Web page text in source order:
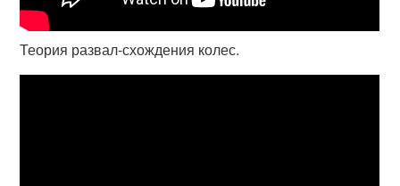
Теория развал-схождения колес.